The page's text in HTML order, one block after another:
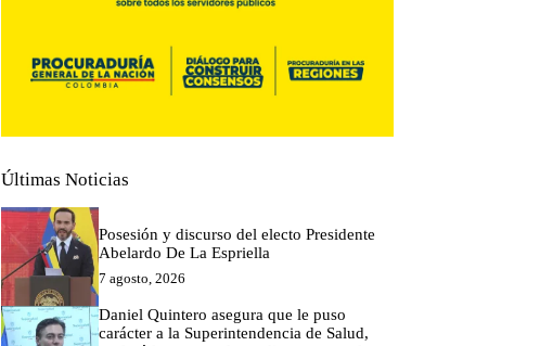
Últimas Noticias
Posesión y discurso del electo Presidente
Abelardo De La Espriella
7 agosto, 2026
Daniel Quintero asegura que le puso
carácter a la Superintendencia de Salud,